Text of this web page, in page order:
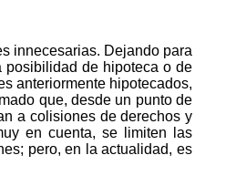
innecesarias. Dejando para
posibilidad de hipoteca o de
anteriormente hipotecados,
que, desde un punto de
a colisiones de derechos y
en cuenta, se limiten las
pero, en la actualidad, es